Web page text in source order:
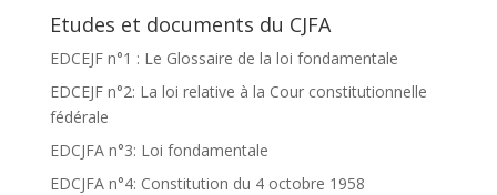
Etudes et documents du CJFA
EDCEJF n°1 : Le Glossaire de la loi fondamentale
EDCEJF n°2: La loi relative à la Cour constitutionnelle
fédérale
EDCJFA n°3: Loi fondamentale
EDCJFA n°4: Constitution du 4 octobre 1958